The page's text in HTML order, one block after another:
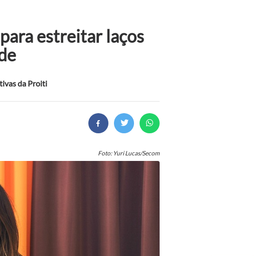
estreitar laços
da Proiti
Foto: Yuri Lucas/Secom